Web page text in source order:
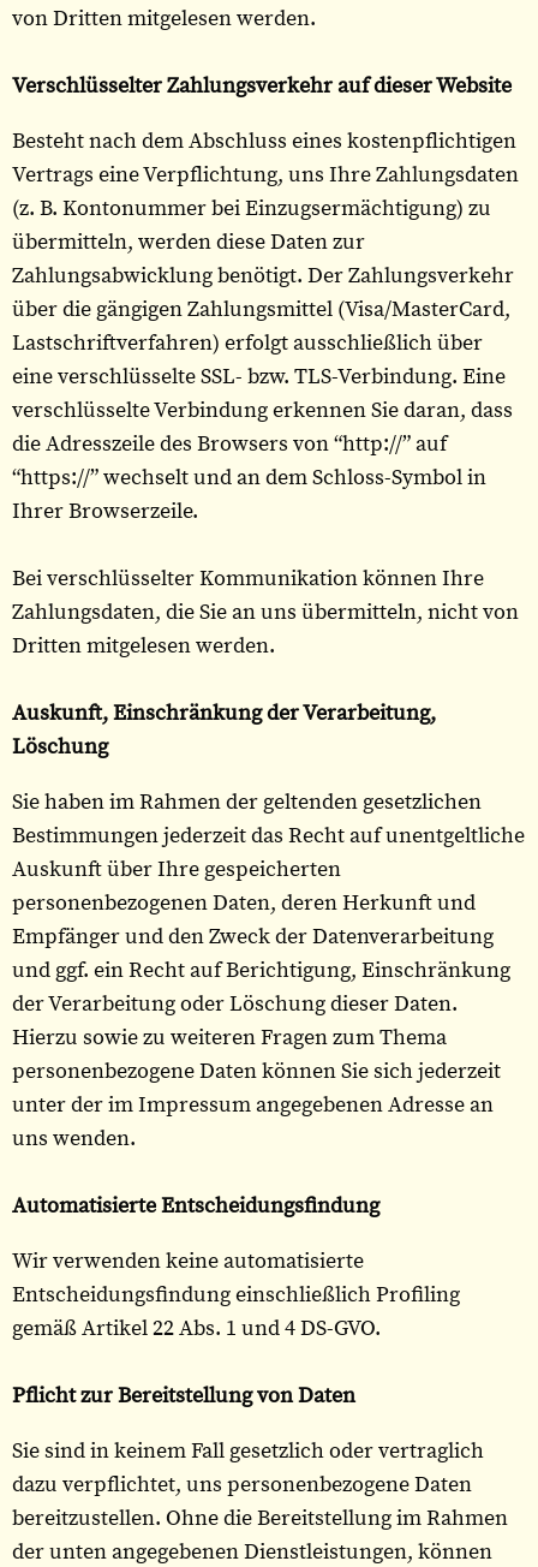
von Dritten mitgelesen werden.
Verschlüsselter Zahlungsverkehr auf dieser Website
Besteht nach dem Abschluss eines kostenpflichtigen
Vertrags eine Verpflichtung, uns Ihre Zahlungsdaten
(z. B. Kontonummer bei Einzugsermächtigung) zu
übermitteln, werden diese Daten zur
Zahlungsabwicklung benötigt. Der Zahlungsverkehr
über die gängigen Zahlungsmittel (Visa/MasterCard,
Lastschriftverfahren) erfolgt ausschließlich über
eine verschlüsselte SSL- bzw. TLS-Verbindung. Eine
verschlüsselte Verbindung erkennen Sie daran, dass
die Adresszeile des Browsers von “http://” auf
“https://” wechselt und an dem Schloss-Symbol in
Ihrer Browserzeile.
Bei verschlüsselter Kommunikation können Ihre
Zahlungsdaten, die Sie an uns übermitteln, nicht von
Dritten mitgelesen werden.
Auskunft, Einschränkung der Verarbeitung,
Löschung
Sie haben im Rahmen der geltenden gesetzlichen
Bestimmungen jederzeit das Recht auf unentgeltliche
Auskunft über Ihre gespeicherten
personenbezogenen Daten, deren Herkunft und
Empfänger und den Zweck der Datenverarbeitung
und ggf. ein Recht auf Berichtigung, Einschränkung
der Verarbeitung oder Löschung dieser Daten.
Hierzu sowie zu weiteren Fragen zum Thema
personenbezogene Daten können Sie sich jederzeit
unter der im Impressum angegebenen Adresse an
uns wenden.
Automatisierte Entscheidungsfindung
Wir verwenden keine automatisierte
Entscheidungsfindung einschließlich Profiling
gemäß Artikel 22 Abs. 1 und 4 DS-GVO.
Pflicht zur Bereitstellung von Daten
Sie sind in keinem Fall gesetzlich oder vertraglich
dazu verpflichtet, uns personenbezogene Daten
bereitzustellen. Ohne die Bereitstellung im Rahmen
der unten angegebenen Dienstleistungen, können